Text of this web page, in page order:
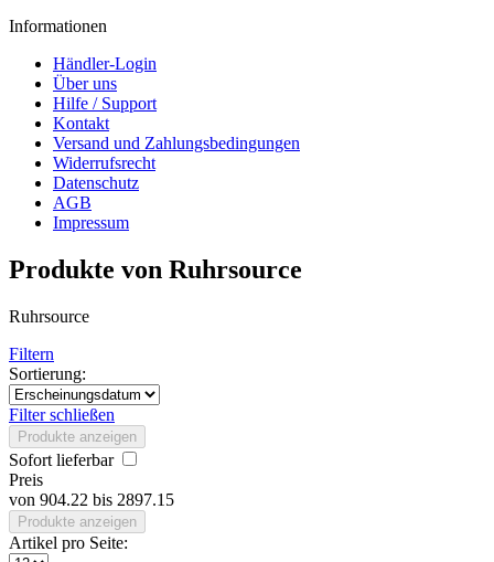
Informationen
Händler-Login
Über uns
Hilfe / Support
Kontakt
Versand und Zahlungsbedingungen
Widerrufsrecht
Datenschutz
AGB
Impressum
Produkte von Ruhrsource
Ruhrsource
Filtern
Sortierung:
Filter schließen
Produkte anzeigen
Sofort lieferbar
Preis
von 904.22 bis 2897.15
Produkte anzeigen
Artikel pro Seite: